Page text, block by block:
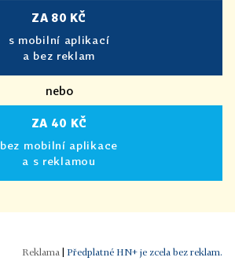
ZA 80 KČ
s mobilní aplikací
a bez reklam
nebo
ZA 40 KČ
bez mobilní aplikace
a s reklamou
Předplatné HN+ je zcela bez reklam.